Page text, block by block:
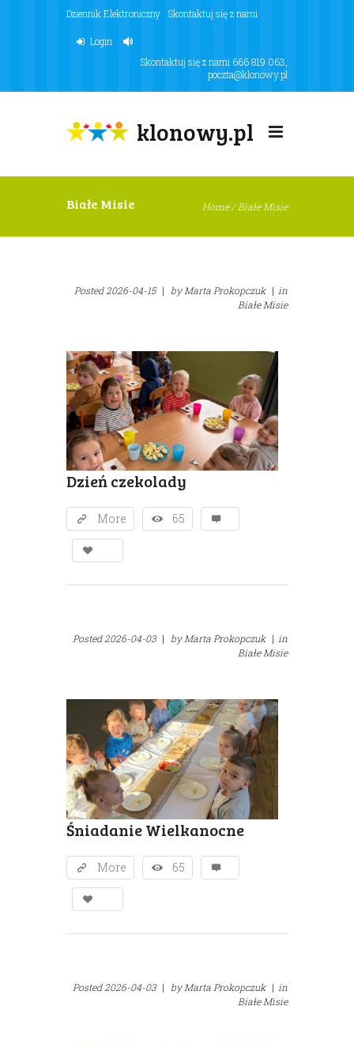
Dziennik Elektroniczny Skontaktuj się z nami
Login
Skontaktuj się z nami 666 819 063
poczta@klonowy.pl
klonowy.pl
Home/Białe Misie
Białe Misie
Posted2026-04-15 | byMarta Prokopczuk | in
Białe Misie
Dzień czekolady
More 65
Posted2026-04-03 | byMarta Prokopczuk | in
Białe Misie
Śniadanie Wielkanocne
More 65
Posted2026-04-03 | byMarta Prokopczuk | in
Białe Misie